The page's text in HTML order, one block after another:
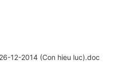
12-2014 (Con hieu luc).doc